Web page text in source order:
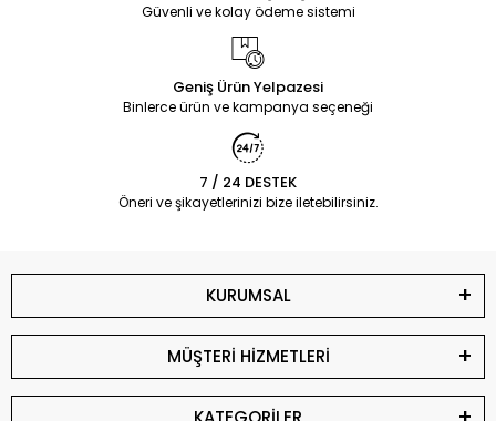
Güvenli ve kolay ödeme sistemi
Geniş Ürün Yelpazesi
Binlerce ürün ve kampanya seçeneği
7 / 24 DESTEK
Öneri ve şikayetlerinizi bize iletebilirsiniz.
KURUMSAL
MÜŞTERİ HİZMETLERİ